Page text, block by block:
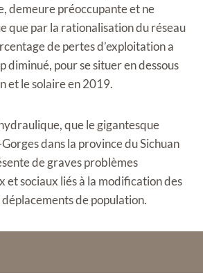
demeure préoccupante et ne
que par la rationalisation du réseau
de pertes d’exploitation a
diminué, pour se situer en dessous
et le solaire en 2019.
que le gigantesque
dans la province du Sichuan
de graves problèmes
et sociaux liés à la modification des
déplacements de population.